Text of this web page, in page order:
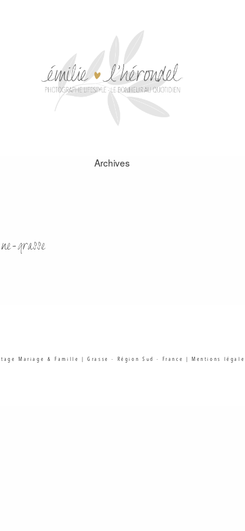
Archives
grasse
Mariage & Famille | Grasse - Région Sud - France | Mentions